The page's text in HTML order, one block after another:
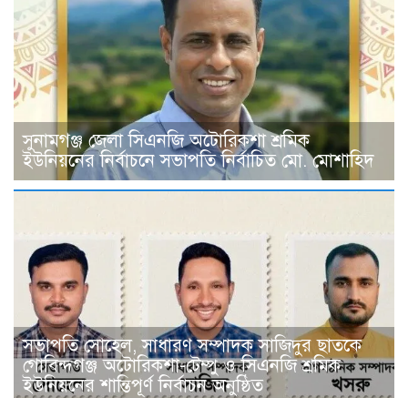
সুনামগঞ্জ জেলা সিএনজি অটোরিকশা শ্রমিক
ইউনিয়নের নির্বাচনে সভাপতি নির্বাচিত মো. মোশাহিদ
সভাপতি সোহেল, সাধারণ সম্পাদক সাজিদুর ছাতকে
গোবিন্দগঞ্জ অটোরিকশা-টেম্পু ও সিএনজি শ্রমিক
ইউনিয়নের শান্তিপূর্ণ নির্বাচন অনুষ্ঠিত